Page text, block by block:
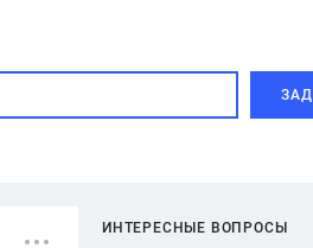
ИНТЕРЕСНЫЕ ВОПРОСЫ